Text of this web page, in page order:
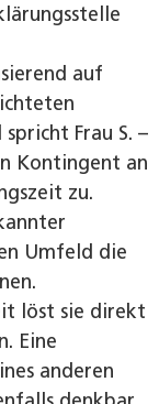
auf
Frau S. –
Kontingent an
zu.
Umfeld die
löst sie direkt
Eine
anderen